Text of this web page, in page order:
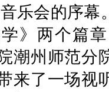
乐会的序幕
》两个篇
潮州师范分
来了一场视